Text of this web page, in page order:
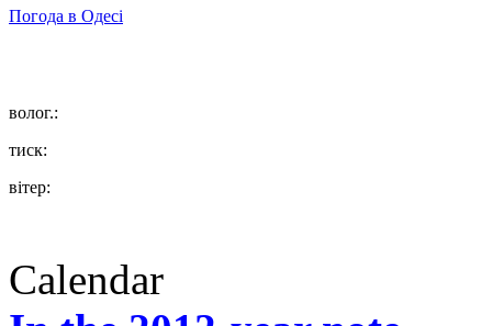
Погода в Одесі
волог.:
тиск:
вітер:
Calendar